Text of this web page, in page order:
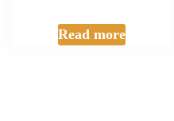
Read more